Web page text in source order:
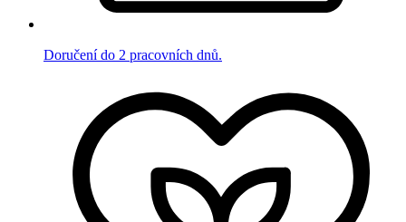
Doručení do 2 pracovních dnů.